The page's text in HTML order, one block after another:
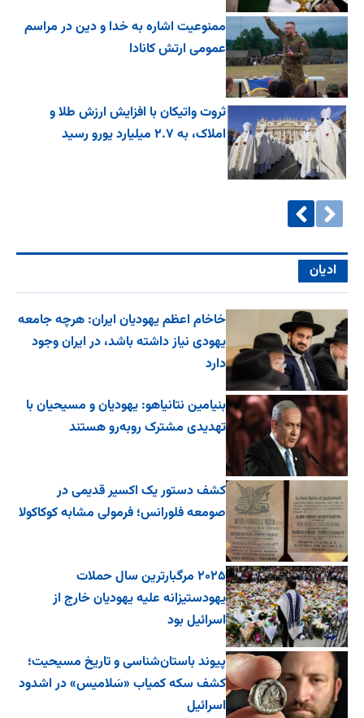
ممنوعیت اشاره به خدا و دین در مراسم
عمومی ارتش کانادا
ثروت واتیکان با افزایش ارزش طلا و
املاک، به ۲.۷ میلیارد یورو رسید
ادیان
خاخام اعظم یهودیان ایران: هرچه جامعه
یهودی نیاز داشته باشد، در ایران وجود
دارد
بنیامین نتانیاهو: یهودیان و مسیحیان با
تهدیدی مشترک روبه‌رو هستند
کشف دستور یک اکسیر قدیمی در
صومعه فلورانس؛ فرمولی مشابه کوکاکولا
۲۰۲۵ مرگبارترین سال حملات
یهودستیزانه علیه یهودیان خارج از
اسرائیل بود
پیوند باستان‌شناسی و تاریخ مسیحیت؛
کشف سکه کمیاب «سَلامیس» در اشدود
اسرائیل